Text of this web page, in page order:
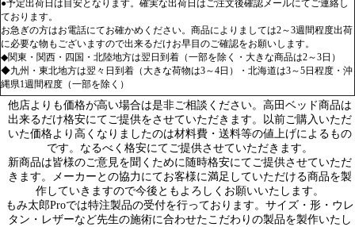
●予定出荷日は目安となります。確実な出荷日はご注文後確認メールにてご連絡し
ております。
お急ぎの方はお電話にてお確かめください。商品によりましては2～3週間程度出荷
に必要な物もございますので出来るだけお早目のご確認をお願いします。
◆関東・関西・四国・北陸地方は翌日到着（一部を除く・大きな商品は2～3日）
◆九州・東北地方は翌々日到着（大きな荷物は3～4日）・北海道は3～5日程度・沖
縄県1週間程度（一部を除く）
他店よりも価格が高い場合は是非ご相談ください。高田ベッド商品は
出来るだけ格安にてご提供をさせていただきます。以前ご購入いただ
いた価格より高くなりましたのは材料費・送料等の値上げによるもの
です。なるべく格安にてご提供させていただきます。
新商品は皆様のご意見を聞くために随時格安にてご提供させていただ
きます。メーカーとの協力にてお客様に満足していただける商品を製
作していきますので今後ともよろしくお願いいたします。
もみ太郎Proでは特注製品の受付を行っております。サイズ・形・ウレ
タン・レザーなど先生の施術に合わせたこだわりの製品を製作いたし